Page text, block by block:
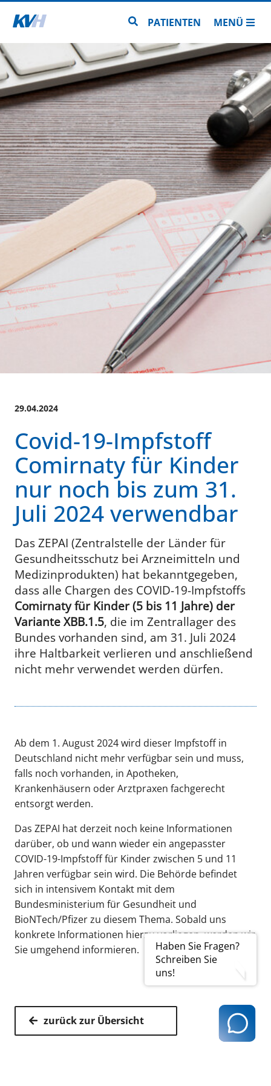
Zur Startseite Zur Seitensuche
PATIENTEN MENÜ
Haben Sie Fragen?
Schreiben Sie
uns!
29.04.2024
Covid-19-Impfstoff
Comirnaty für Kinder
nur noch bis zum 31.
Juli 2024 verwendbar
Das ZEPAI (Zentralstelle der Länder für
Gesundheitsschutz bei Arzneimitteln und
Medizinprodukten) hat bekanntgegeben,
dass alle Chargen des COVID-19-Impfstoffs
Comirnaty für Kinder (5 bis 11 Jahre) der
Variante XBB.1.5, die im Zentrallager des
Bundes vorhanden sind, am 31. Juli 2024
ihre Haltbarkeit verlieren und anschließend
nicht mehr verwendet werden dürfen.
Ab dem 1. August 2024 wird dieser Impfstoff in
Deutschland nicht mehr verfügbar sein und muss,
falls noch vorhanden, in Apotheken,
Krankenhäusern oder Arztpraxen fachgerecht
entsorgt werden.
Das ZEPAI hat derzeit noch keine Informationen
darüber, ob und wann wieder ein angepasster
COVID-19-Impfstoff für Kinder zwischen 5 und 11
Jahren verfügbar sein wird. Die Behörde befindet
sich in intensivem Kontakt mit dem
Bundesministerium für Gesundheit und
BioNTech/Pfizer zu diesem Thema. Sobald uns
konkrete Informationen hierzu vorliegen, werden wir
Sie umgehend informieren.
zurück zur Übersicht